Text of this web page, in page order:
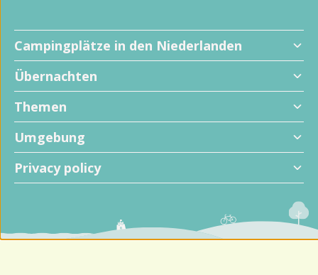
Campingplätze in den Niederlanden
Übernachten
Themen
Umgebung
Privacy policy